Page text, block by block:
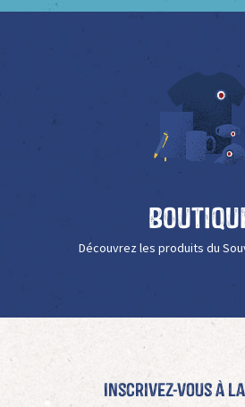
Découvrez les produits du
Inscrivez-vous à